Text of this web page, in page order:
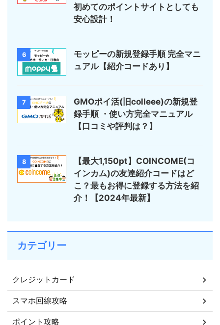
初めてのポイントサイトとしても
安心設計！
6
モッピーの新規登録手順 完全マニ
ュアル【紹介コードあり】
7
GMOポイ活(旧colleee)の新規登
録手順 ・使い方完全マニュアル
【口コミや評判は？】
8
【最大1,150pt】COINCOME(コ
インカム)の友達紹介コードはど
こ？最もお得に登録する方法を紹
介！【2024年最新】
カテゴリー
クレジットカード
スマホ回線攻略
ポイント攻略